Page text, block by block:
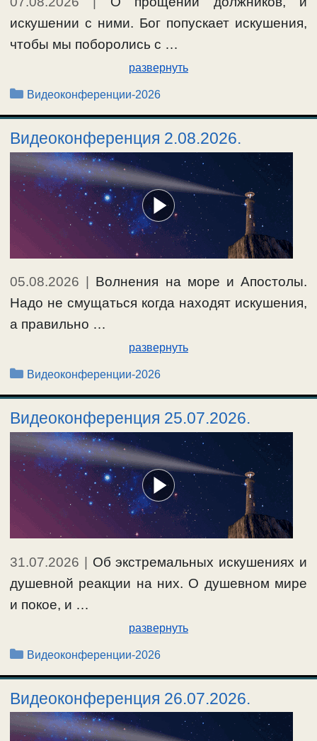
искушении с ними. Бог попускает искушения,
чтобы мы поборолись с …
развернуть
Рубрики
Видеоконференции-2026
Видеоконференция 2.08.2026.
05.08.2026
Волнения на море и Апостолы.
Надо не смущаться когда находят искушения,
а правильно …
развернуть
Рубрики
Видеоконференции-2026
Видеоконференция 25.07.2026.
31.07.2026 | Об экстремальных искушениях и
душевной реакции на них. О душевном мире
и покое, и …
развернуть
Рубрики
Видеоконференции-2026
Видеоконференция 26.07.2026.